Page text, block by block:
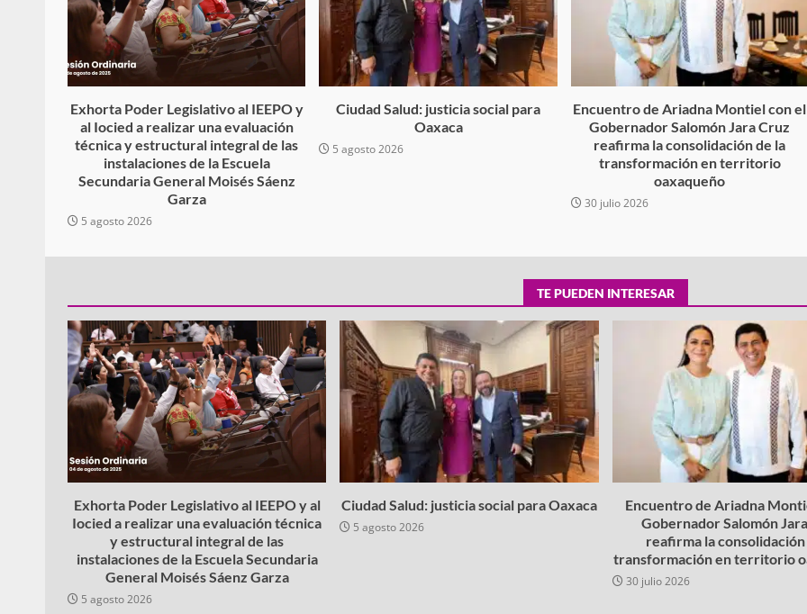
Exhorta Poder Legislativo al IEEPO y
al Iocied a realizar una evaluación
técnica y estructural integral de las
instalaciones de la Escuela
Secundaria General Moisés Sáenz
Garza
5 agosto 2026
Ciudad Salud: justicia social para
Oaxaca
5 agosto 2026
Encuentro de Ariadna Montiel con el
Gobernador Salomón Jara Cruz
reafirma la consolidación de la
transformación en territorio
oaxaqueño
30 julio 2026
TE PUEDEN INTERESAR
Exhorta Poder Legislativo al IEEPO y al
Iocied a realizar una evaluación técnica
y estructural integral de las
instalaciones de la Escuela Secundaria
General Moisés Sáenz Garza
5 agosto 2026
Ciudad Salud: justicia social para Oaxaca
5 agosto 2026
Encuentro de Ariadna
Gobernador Salomón
reafirma la consolidación
transformación en territorio
30 julio 2026